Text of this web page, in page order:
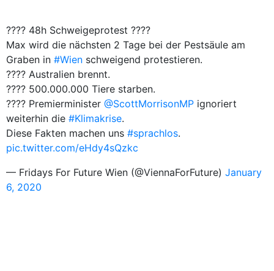
???? 48h Schweigeprotest ????
Max wird die nächsten 2 Tage bei der Pestsäule am
Graben in #Wien schweigend protestieren.
???? Australien brennt.
???? 500.000.000 Tiere starben.
???? Premierminister @ScottMorrisonMP ignoriert
weiterhin die #Klimakrise.
Diese Fakten machen uns #sprachlos.
pic.twitter.com/eHdy4sQzkc
— Fridays For Future Wien (@ViennaForFuture) January
6, 2020